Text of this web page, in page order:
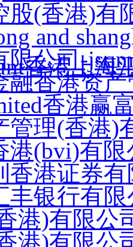
股(香港)有
and
香港上海
限公司-
融香港资
香港赢
管理(香港)
港(bvi)有限
香港证券
丰银行有限
港)有限公
港)有限公